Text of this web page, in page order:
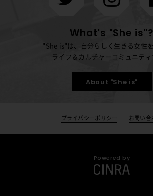
What's "She is"?
"She is"は、自分らしく生きる女性
ライフ＆カルチャーコミュニティ
About "She is"
プライバシーポリシー お問い合
Powered by